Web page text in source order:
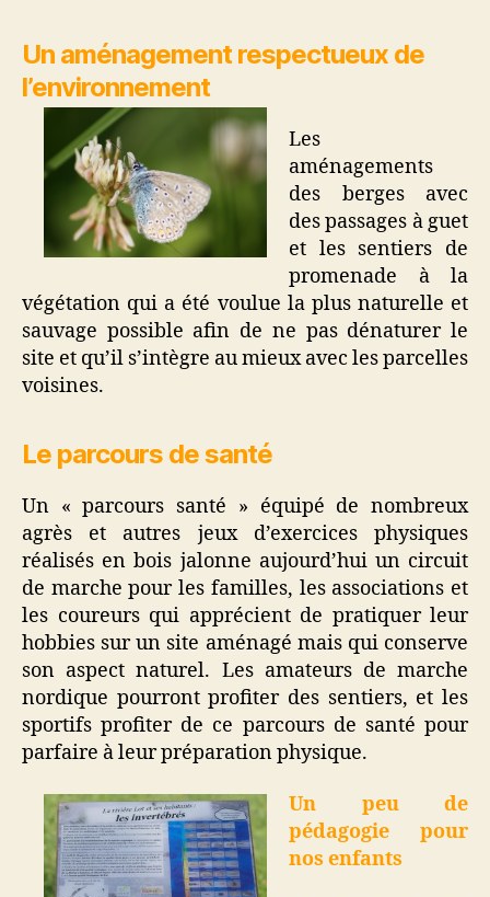
Un aménagement respectueux de
l’environnement
Les
aménagements
des berges avec
des passages à guet
et les sentiers de
promenade à la
végétation qui a été voulue la plus naturelle et
sauvage possible afin de ne pas dénaturer le
site et qu’il s’intègre au mieux avec les parcelles
voisines.
Le parcours de santé
Un « parcours santé » équipé de nombreux
agrès et autres jeux d’exercices physiques
réalisés en bois jalonne aujourd’hui un circuit
de marche pour les familles, les associations et
les coureurs qui apprécient de pratiquer leur
hobbies sur un site aménagé mais qui conserve
son aspect naturel. Les amateurs de marche
nordique pourront profiter des sentiers, et les
sportifs profiter de ce parcours de santé pour
parfaire à leur préparation physique.
Un peu de
pédagogie pour
nos enfants